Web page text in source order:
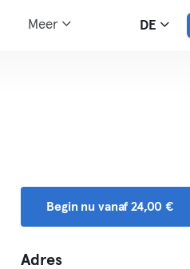
Meer DE
Begin nu vanaf 24,00 €
Adres